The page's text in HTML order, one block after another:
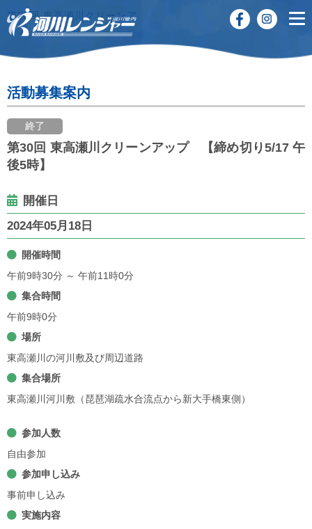
活動募集案内
終了
第30回 東高瀬川クリーンアップ 【締め切り5/17 午
後5時】
開催日
2024年05月18日
開催時間
午前9時30分 ～ 午前11時0分
集合時間
午前9時0分
場所
東高瀬川の河川敷及び周辺道路
集合場所
東高瀬川河川敷（琵琶湖疏水合流点から新大手橋東側）
参加人数
自由参加
参加申し込み
事前申し込み
実施内容
第30回 東高瀬川クリーンア
ップ（清掃活動）